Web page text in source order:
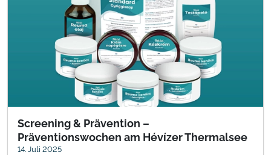
Screening & Prävention –
Präventionswochen am Hévízer Thermalsee
14. Juli 2025